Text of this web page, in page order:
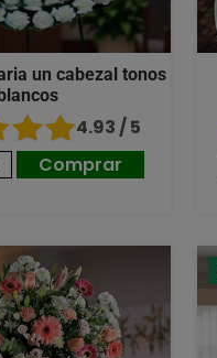
un cabezal tonos
4.93 / 5
Comprar